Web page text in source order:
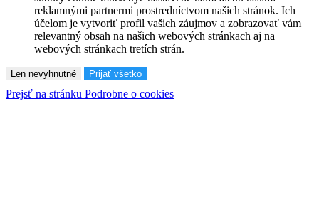
reklamnými partnermi prostredníctvom našich stránok. Ich
účelom je vytvoriť profil vašich záujmov a zobrazovať vám
relevantný obsah na našich webových stránkach aj na
webových stránkach tretích strán.
Len nevyhnutné Prijať všetko
Prejsť na stránku Podrobne o cookies